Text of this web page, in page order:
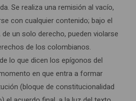
Se realiza una remisión al vacío,
con cualquier contenido; bajo el
un solo derecho, pueden violarse
de los colombianos.
lo que dicen los epígonos del
en que entra a formar
(bloque de constitucionalidad